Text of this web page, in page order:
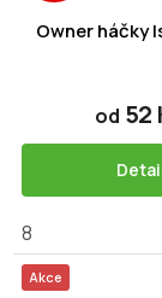
ů
Owner háčky
od 52
8
Akce